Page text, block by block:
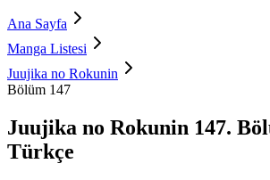
Ana Sayfa
Manga Listesi
Juujika no Rokunin
Bölüm 147
Juujika no Rokunin 147.
Türkçe